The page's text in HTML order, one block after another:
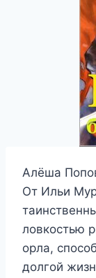
Алёша
От Ильи
ловкостью
орла,
долгой